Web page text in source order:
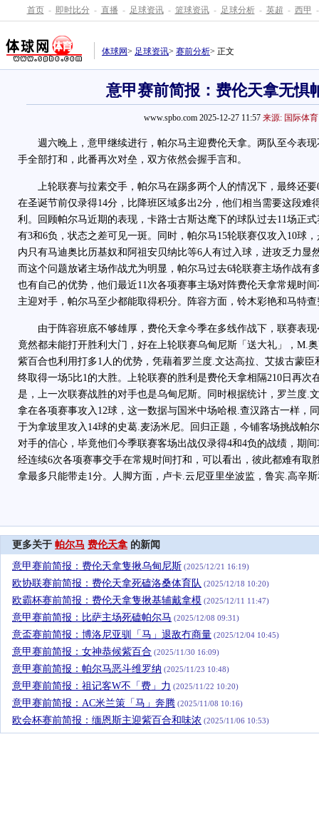
首页 - 即时比分 - 直播 - 足球资讯 - 篮球资讯 - 足球分析 - 英超 - 西甲 -
体球网> 足球资讯> 赛前分析> 正文
意甲赛前简报：费伦天拿无惧
www.spbo.com 2025-12-27 11:57 来源: 国际体育
週六晚上，意甲继续进行，帕尔马主迎费伦天拿。两队至今表现
手全部打和，此番再次对垒，双方依然会握手言和。
上轮联赛与拉素交手，帕尔马在踢多两个人的情况下，最终还要
在圣诞节前仅录得14分，比降班区域多出2分，他们相当需要这段难
利。回顾帕尔马近期的表现，卡路士古斯达麾下的球队过去11场正
有3和6负，状态之差可见一斑。同时，帕尔马15轮联赛仅攻入10球
内只有马迪奥比历基奴和阿祖安贝纳比等6人有过入球，进攻乏力显
而这个问题放诸主场作战尤为明显，帕尔马过去6轮联赛主场作战有
也有自己的优势，他们最近11次各项赛事主场对阵费伦天拿常规时
主迎对手，帕尔马至少都能取得积分。阵容方面，铃木彩艳和马特
由于阵容班底不够雄厚，费伦天拿今季在多线作战下，联赛表现
竟然都未能打开胜利大门，好在上轮联赛乌甸尼斯「送大礼」，M.
紫百合也利用打多1人的优势，凭藉着罗兰度.文达高拉、艾拔古蒙
终取得一场5比1的大胜。上轮联赛的胜利是费伦天拿相隔210日再次
是，上一次联赛战胜的对手也是乌甸尼斯。同时根据统计，罗兰度.
拿在各项赛事攻入12球，这一数据与国米中场哈根.查汉路古一样，
于为拿玻里攻入14球的史葛.麦汤米尼。回归正题，今铺客场挑战帕
对手的信心，毕竟他们今季联赛客场出战仅录得4和4负的战绩，期
经连续6次各项赛事交手在常规时间打和，可以看出，彼此都难有取
拿最多只能带走1分。人脚方面，卢卡.云尼亚里坐波监，鲁宾.高辛
更多关于 帕尔马 费伦天拿 的新闻
意甲赛前简报：费伦天拿隻揪乌甸尼斯 (2025/12/21 16:19)
欧协联赛前简报：费伦天拿死磕洛桑体育队 (2025/12/18 10:20)
欧霸杯赛前简报：费伦天拿隻揪基辅戴拿模 (2025/12/11 11:47)
意甲赛前简报：比萨主场死磕帕尔马 (2025/12/08 09:31)
意盃赛前简报：博洛尼亚驯「马」退敌冇商量 (2025/12/04 10:45)
意甲赛前简报：女神恭候紫百合 (2025/11/30 16:09)
意甲赛前简报：帕尔马恶斗维罗纳 (2025/11/23 10:48)
意甲赛前简报：祖记客W不「费」力 (2025/11/22 10:20)
意甲赛前简报：AC米兰策「马」奔腾 (2025/11/08 10:16)
欧会杯赛前简报：缅恩斯主迎紫百合和味浓 (2025/11/06 10:53)